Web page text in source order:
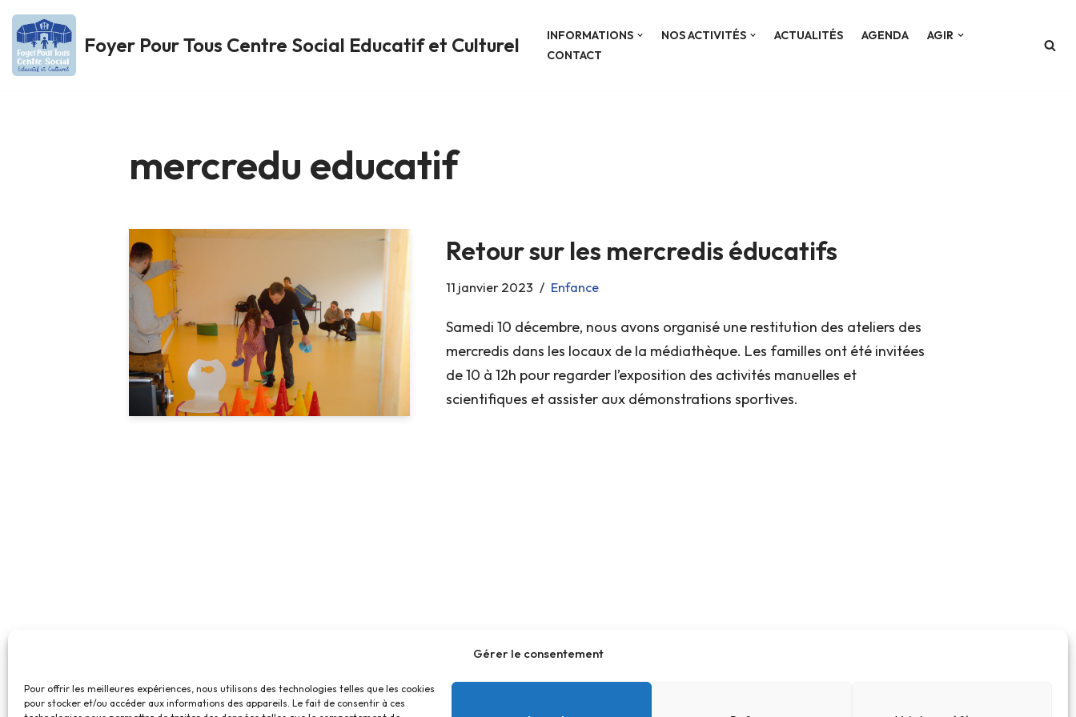
Gérer le consentement
Pour offrir les meilleures expériences, nous utilisons des technologies telles que les cookies
pour stocker et/ou accéder aux informations des appareils. Le fait de consentir à ces
Aller
au
Foyer Pour Tous Centre Social Educatif et Culturel INFORMATIONS NOS ACTIVITÉS ACTUALITÉS AGENDA
AGIR
CONTACT
mercredu educatif
Retour sur les mercredis éducatifs
11 janvier 2023 Enfance
Samedi 10 décembre, nous avons organisé une restitution des ateliers des
mercredis dans les locaux de la médiathèque. Les familles ont été invitées
de 10 à 12h pour regarder l’exposition des activités manuelles et
scientifiques et assister aux démonstrations sportives.